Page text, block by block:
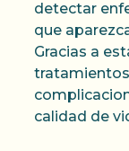
detectar
que
Gracias a
calidad de